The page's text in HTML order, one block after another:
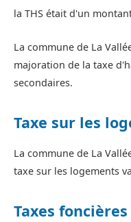
la THS était d'un
La commune de La
majoration de la taxe
secondaires.
Taxe sur les
La commune de La
taxe sur les logements
Taxes